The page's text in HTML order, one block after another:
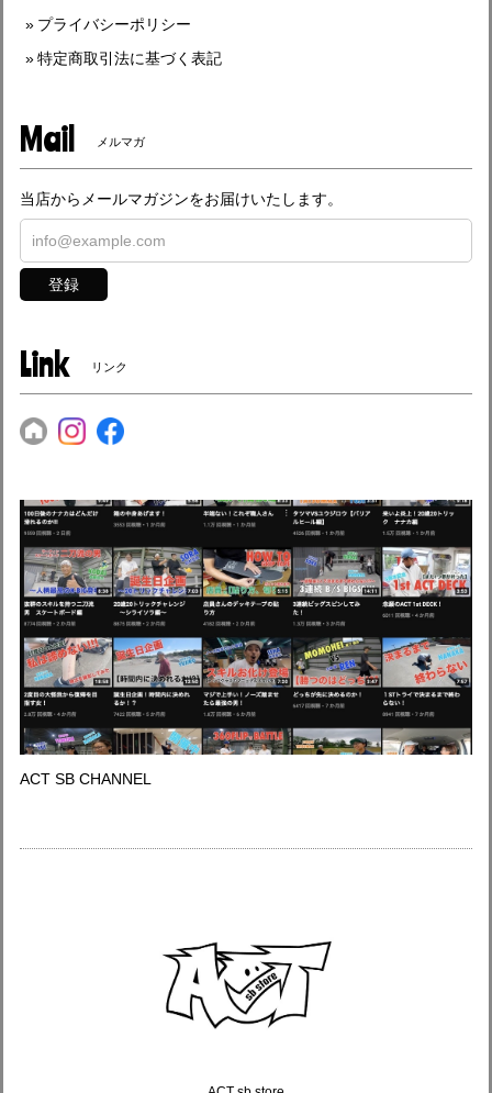
プライバシーポリシー
特定商取引法に基づく表記
Mail メルマガ
当店からメールマガジンをお届けいたします。
登録
Link リンク
ACT SB CHANNEL